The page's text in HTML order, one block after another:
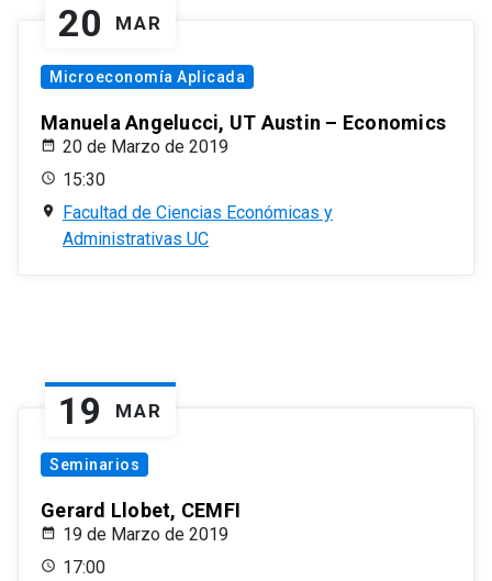
20 MAR
Microeconomía Aplicada
Manuela Angelucci, UT Austin – Economics
20 de Marzo de 2019
15:30
Facultad de Ciencias Económicas y
Administrativas UC
19 MAR
Seminarios
Gerard Llobet, CEMFI
19 de Marzo de 2019
17:00